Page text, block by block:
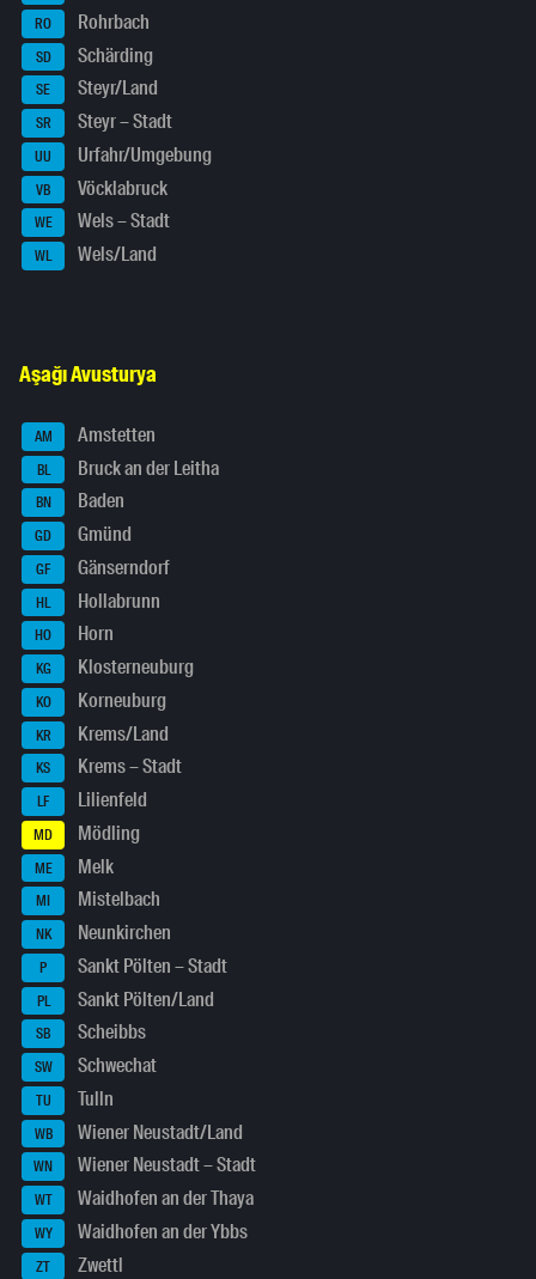
RO Rohrbach
SD Schärding
SE Steyr/Land
SR Steyr – Stadt
UU Urfahr/Umgebung
VB Vöcklabruck
WE Wels – Stadt
WL Wels/Land
Aşağı Avusturya
AM Amstetten
BL Bruck an der Leitha
BN Baden
GD Gmünd
GF Gänserndorf
HL Hollabrunn
HO Horn
KG Klosterneuburg
KO Korneuburg
KR Krems/Land
KS Krems – Stadt
LF Lilienfeld
MD Mödling
ME Melk
MI Mistelbach
NK Neunkirchen
P Sankt Pölten – Stadt
PL Sankt Pölten/Land
SB Scheibbs
SW Schwechat
TU Tulln
WB Wiener Neustadt/Land
WN Wiener Neustadt – Stadt
WT Waidhofen an der Thaya
WY Waidhofen an der Ybbs
ZT Zwettl